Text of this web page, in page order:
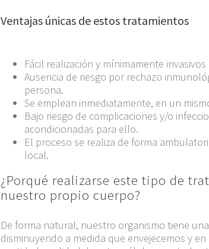
Ventajas únicas de estos tratamientos
Fácil realización y mínimamente invasivos
Ausencia de riesgo por rechazo
persona.
Se emplean inmediatamente, en un
Bajo riesgo de complicaciones y/o
acondicionadas para ello.
El proceso se realiza de forma
local.
¿Porqué realizarse este tipo de
nuestro propio cuerpo?
De forma natural, nuestro organismo tiene
disminuyendo a medida que envejecemos y